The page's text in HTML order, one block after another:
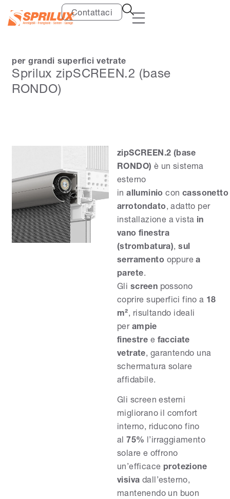
Contattaci
per grandi superfici vetrate
Sprilux zipSCREEN.2 (base
RONDO)
zipSCREEN.2 (base
RONDO) è un sistema
esterno
inalluminio con cassonetto
arrotondato, adatto per
installazione a vista in
vano finestra
(strombatura),sul
serramento oppurea
parete.
Gli screen possono
coprire superfici fino a 18
m², risultando ideali
per ampie
finestre e facciate
vetrate, garantendo una
schermatura solare
affidabile.
Gli screen esterni
migliorano il comfort
interno, riducono fino
al75% l’irraggiamento
solare e offrono
un’efficace protezione
visiva dall’esterno,
mantenendo un buon